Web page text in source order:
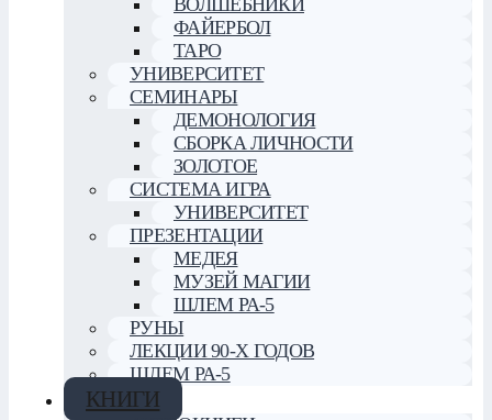
ФАЙЕРБОЛ
ТАРО
УНИВЕРСИТЕТ
СЕМИНАРЫ
ДЕМОНОЛОГИЯ
СБОРКА ЛИЧНОСТИ
ЗОЛОТОЕ
СИСТЕМА ИГРА
УНИВЕРСИТЕТ
ПРЕЗЕНТАЦИИ
МЕДЕЯ
МУЗЕЙ МАГИИ
ШЛЕМ РА-5
РУНЫ
ЛЕКЦИИ 90-Х ГОДОВ
ШЛЕМ РА-5
КНИГИ